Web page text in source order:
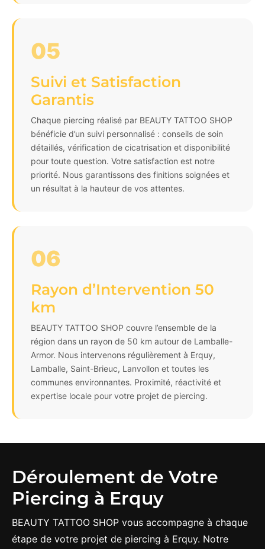
05
Suivi et Satisfaction
Garantis
Chaque piercing réalisé par BEAUTY TATTOO SHOP
bénéficie d’un suivi personnalisé : conseils de soin
détaillés, vérification de cicatrisation et disponibilité
pour toute question. Votre satisfaction est notre
priorité. Nous garantissons des finitions soignées et
un résultat à la hauteur de vos attentes.
06
Rayon d’Intervention 50
km
BEAUTY TATTOO SHOP couvre l’ensemble de la
région dans un rayon de 50 km autour de Lamballe-
Armor. Nous intervenons régulièrement à Erquy,
Lamballe, Saint-Brieuc, Lanvollon et toutes les
communes environnantes. Proximité, réactivité et
expertise locale pour votre projet de piercing.
Déroulement de Votre
Piercing à Erquy
BEAUTY TATTOO SHOP vous accompagne à chaque
étape de votre projet de piercing à Erquy. Notre